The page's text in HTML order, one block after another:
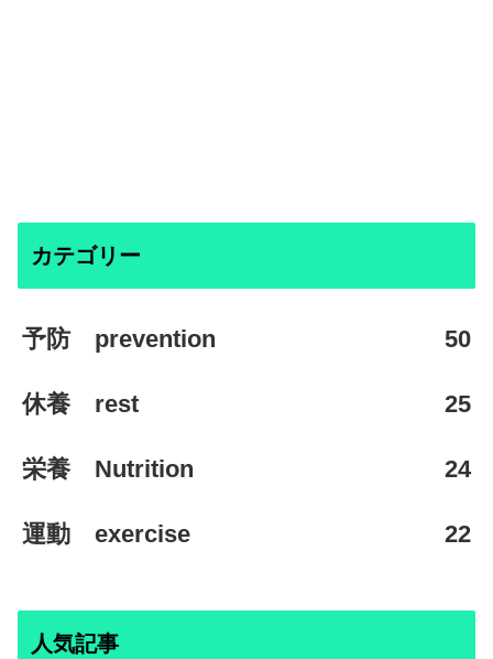
カテゴリー
予防 prevention 50
休養 rest 25
栄養 Nutrition 24
運動 exercise 22
人気記事